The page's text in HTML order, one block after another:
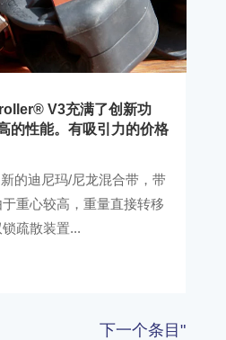
V3充满了创新功
的性能。有吸引力的价格
的迪尼玛/尼龙混合带，带
重心较高，重量直接转移
疏散装置...
下一个条目"